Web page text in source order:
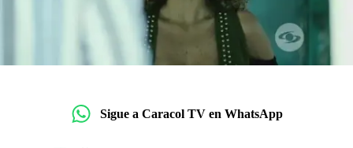
Sigue a Caracol TV en WhatsApp